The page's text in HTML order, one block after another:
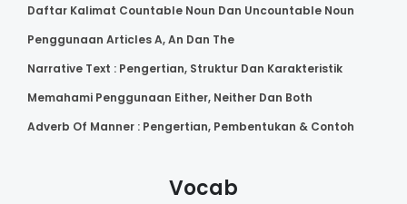
Daftar Kalimat Countable Noun Dan Uncountable Noun
Penggunaan Articles A, An Dan The
Narrative Text : Pengertian, Struktur Dan Karakteristik
Memahami Penggunaan Either, Neither Dan Both
Adverb Of Manner : Pengertian, Pembentukan & Contoh
Vocab